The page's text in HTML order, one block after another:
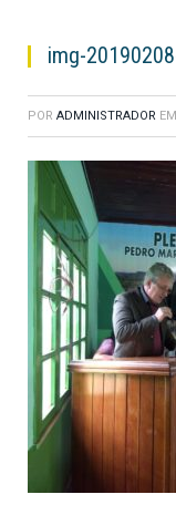
img-
POR ADMINISTRADOR EM